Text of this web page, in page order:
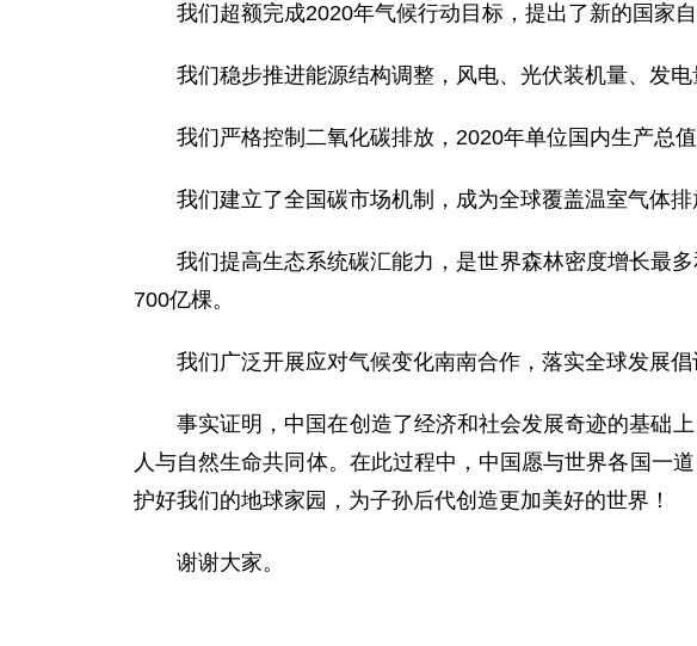
我们超额完成2020年气候行动目标，提出了新的国家自
我们稳步推进能源结构调整，风电、光伏装机量、发
我们严格控制二氧化碳排放，2020年单位国内生产总
我们建立了全国碳市场机制，成为全球覆盖温室气体排
我们提高生态系统碳汇能力，是世界森林密度增长最
700亿棵。
我们广泛开展应对气候变化南南合作，落实全球发展倡
事实证明，中国在创造了经济和社会发展奇迹的基础
人与自然生命共同体。在此过程中，中国愿与世界各国一
护好我们的地球家园，为子孙后代创造更加美好的世界！
谢谢大家。